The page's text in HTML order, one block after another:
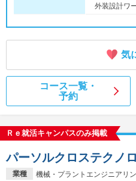
外装設計ワ
気
コース一覧・
予約
Ｒｅ就活キャンパスのみ掲載
業種
機械・プラントエンジニアリ
パーソルクロステクノ